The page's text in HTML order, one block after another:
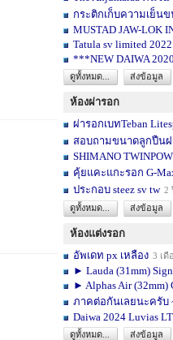
กระติกเก็บความเย็นข
MUSTAD JAW-LOK IN-
Tatula sv limited 2022
***NEW DAIWA
ดูทั้งหมด...
ส่งข้อมูล
ห้องผ่ารอก
ผ่ารอกเบทTeban
สอบถามขนาดลูกปืนฝา
SHIMANO
คุ้ยแคะแกะรอก G-
ประกอบ steez sv tw 2
ดูทั้งหมด...
ส่งข้อมูล
ห้องแต่งรอก
อัพเดท px เหลือง 3 เดื
► Lauda (31mm)
► Alphas Air (32mm)
ภาคต่อกันเลยนะครับ
Daiwa 2024 Luvias
ดูทั้งหมด...
ส่งข้อมูล